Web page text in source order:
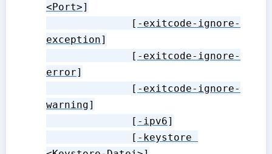
<Port>]
              [
-exitcode-ignore-
exception]
              [
-exitcode-ignore-
error]
              [
-exitcode-ignore-
warning]
              [
-ipv6]
              [
-keystore